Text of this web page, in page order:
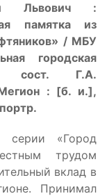
Львович :
памятка из
/ МБУ
городская
сост. Г.А.
: [б. и.],
серии «Город
трудом
вклад в
Принимал